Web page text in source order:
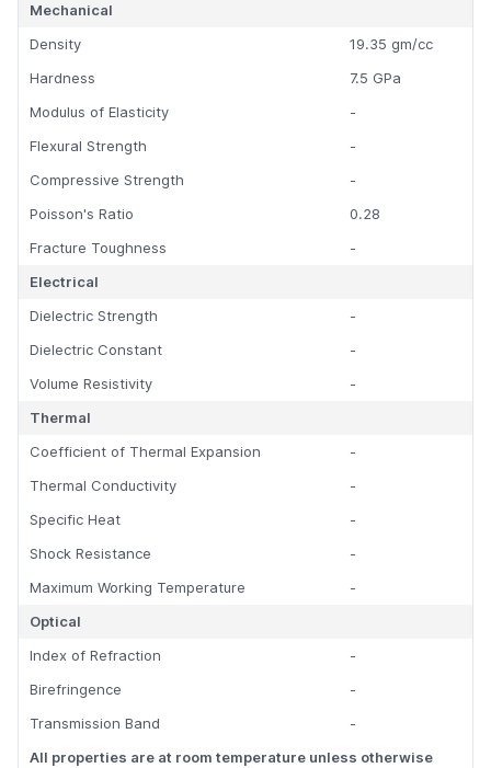
Mechanical
Density
19.35 gm/cc
Hardness
7.5 GPa
Modulus of Elasticity
-
Flexural Strength
-
Compressive Strength
-
Poisson's Ratio
0.28
Fracture Toughness
-
Electrical
Dielectric Strength
-
Dielectric Constant
-
Volume Resistivity
-
Thermal
Coefficient of Thermal Expansion
-
Thermal Conductivity
-
Specific Heat
-
Shock Resistance
-
Maximum Working Temperature
-
Optical
Index of Refraction
-
Birefringence
-
Transmission Band
-
All properties are at room temperature unless otherwise